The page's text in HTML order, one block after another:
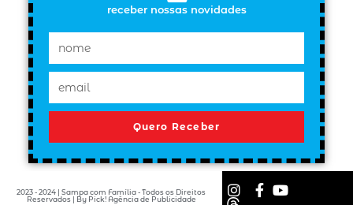
receber nossas novidades
Quero Receber
2023 - 2024 | Sampa com Família - Todos os Direitos
Reservados | By Pick! Agência de Publicidade